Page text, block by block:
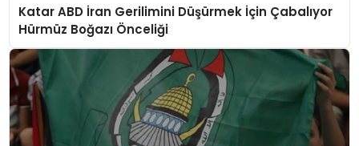
Katar ABD İran Gerilimini Düşürmek İçin Çabalıyor
Hürmüz Boğazı Önceliği